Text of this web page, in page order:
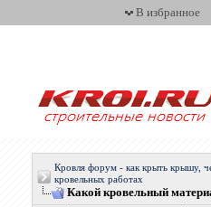
В избранное
Кровля форум - как крыть крышу,
кровельных работах
Какой кровельный